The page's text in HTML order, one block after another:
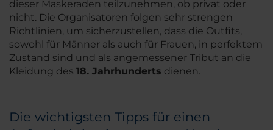
dieser Maskeraden teilzunehmen, ob privat oder
nicht. Die Organisatoren folgen sehr strengen
Richtlinien, um sicherzustellen, dass die Outfits,
sowohl für Männer als auch für Frauen, in perfektem
Zustand sind und als angemessener Tribut an die
Kleidung des 18. Jahrhunderts dienen.
Die wichtigsten Tipps für einen